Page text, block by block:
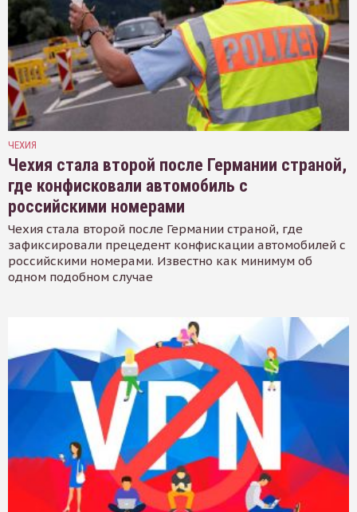
ЧЕХИЯ
Чехия стала второй после Германии страной,
где конфисковали автомобиль с
российскими номерами
Чехия стала второй после Германии страной, где
зафиксировали прецедент конфискации автомобилей с
российскими номерами. Известно как минимум об
одном подобном случае